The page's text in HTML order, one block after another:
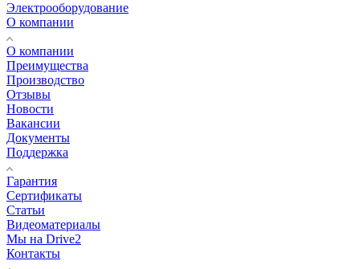
Электрооборудование
О компании
О компании
Преимущества
Производство
Отзывы
Новости
Вакансии
Документы
Поддержка
Гарантия
Сертификаты
Статьи
Видеоматериалы
Мы на Drive2
Контакты